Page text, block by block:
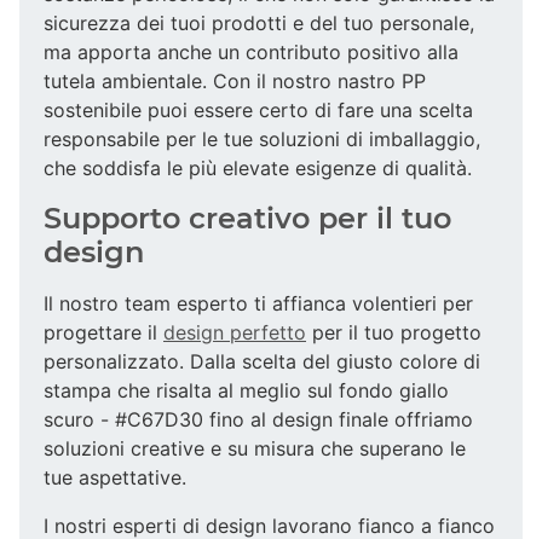
sicurezza dei tuoi prodotti e del tuo personale,
ma apporta anche un contributo positivo alla
tutela ambientale. Con il nostro nastro PP
sostenibile puoi essere certo di fare una scelta
responsabile per le tue soluzioni di imballaggio,
che soddisfa le più elevate esigenze di qualità.
Supporto creativo per il tuo
design
Il nostro team esperto ti affianca volentieri per
progettare il design perfetto per il tuo progetto
personalizzato. Dalla scelta del giusto colore di
stampa che risalta al meglio sul fondo giallo
scuro - #C67D30 fino al design finale offriamo
soluzioni creative e su misura che superano le
tue aspettative.
I nostri esperti di design lavorano fianco a fianco